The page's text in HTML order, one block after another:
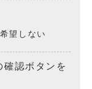
望しない
確認ボタンを